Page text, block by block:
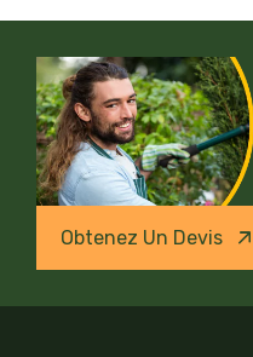
Obtenez Un Devis